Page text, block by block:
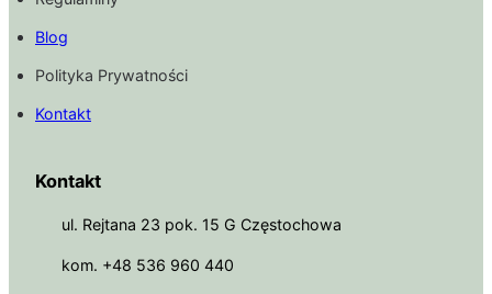
Blog
Polityka Prywatności
Kontakt
Kontakt
ul. Rejtana 23 pok. 15 G Częstochowa
kom. +48 536 960 440